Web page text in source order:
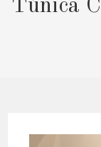
Túnica